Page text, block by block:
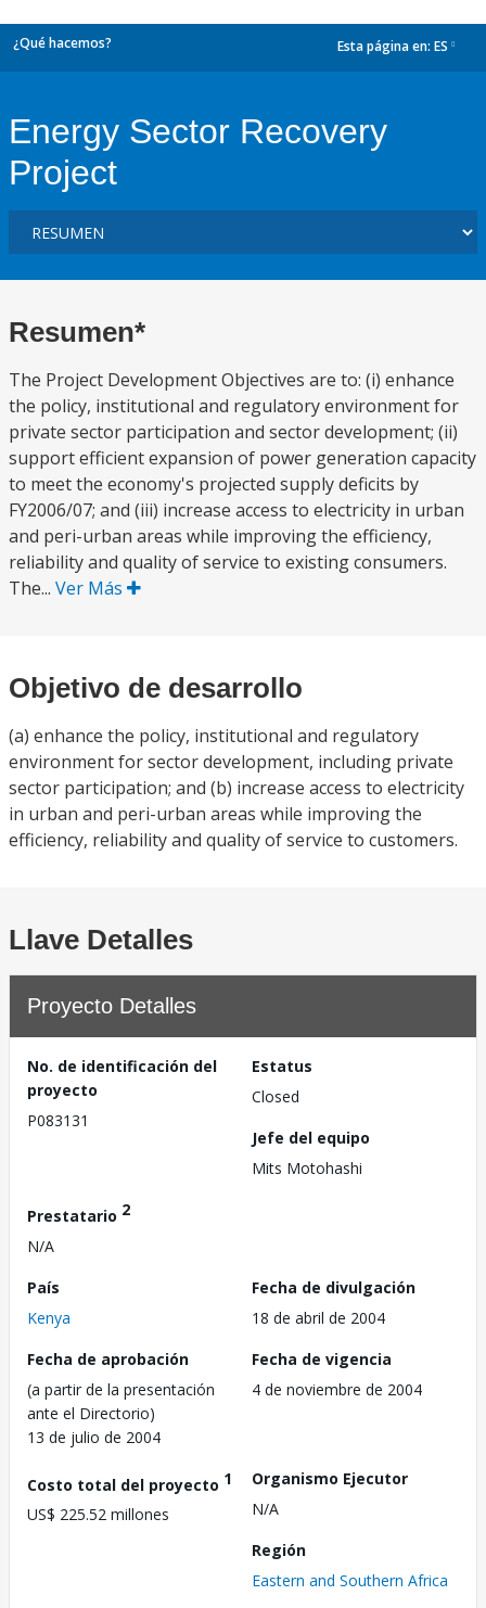
¿Qué hacemos? Esta página en: ES
Energy Sector Recovery
Project
Resumen*
The Project Development Objectives are to: (i) enhance
the policy, institutional and regulatory environment for
private sector participation and sector development; (ii)
support efficient expansion of power generation capacity
to meet the economy's projected supply deficits by
FY2006/07; and (iii) increase access to electricity in urban
and peri-urban areas while improving the efficiency,
reliability and quality of service to existing consumers.
The... Ver Más
Objetivo de desarrollo
(a) enhance the policy, institutional and regulatory
environment for sector development, including private
sector participation; and (b) increase access to electricity
in urban and peri-urban areas while improving the
efficiency, reliability and quality of service to customers.
Llave Detalles
Proyecto Detalles
No. de identificación del
proyecto
P083131
Estatus
Closed
Jefe del equipo
Mits Motohashi
Prestatario 2
N/A
País
Kenya
Fecha de divulgación
18 de abril de 2004
Fecha de aprobación
(a partir de la presentación
ante el Directorio)
13 de julio de 2004
Fecha de vigencia
4 de noviembre de 2004
Costo total del proyecto 1
US$ 225.52 millones
Organismo Ejecutor
N/A
Región
Eastern and Southern Africa